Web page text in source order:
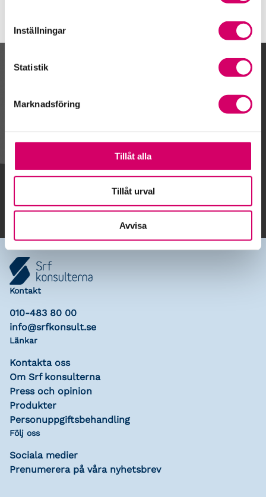
Inställningar
Statistik
Marknadsföring
Tillåt alla
Tillåt urval
Avvisa
Kalendarium
Gå till kalendariet
Lägg till i kalender
Kontakt
010-483 80 00
info@srfkonsult.se
Länkar
Kontakta oss
Om Srf konsulterna
Press och opinion
Produkter
Personuppgiftsbehandling
Följ oss
Sociala medier
Prenumerera på våra nyhetsbrev